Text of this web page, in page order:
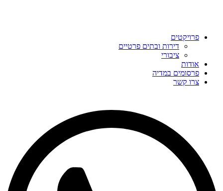
פרויקטים
דירות ובתים פרטיים
ציבורי
אודות
פרסומים במדיה
צרו קשר